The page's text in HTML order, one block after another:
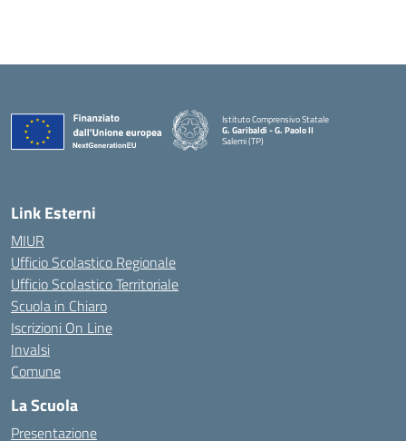
Istituto Comprensivo Statale
G. Garibaldi - G. Paolo II
Salemi (TP)
Link Esterni
MIUR
Ufficio Scolastico Regionale
Ufficio Scolastico Territoriale
Scuola in Chiaro
Iscrizioni On Line
Invalsi
Comune
La Scuola
Presentazione